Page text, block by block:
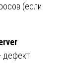
(если
дефект